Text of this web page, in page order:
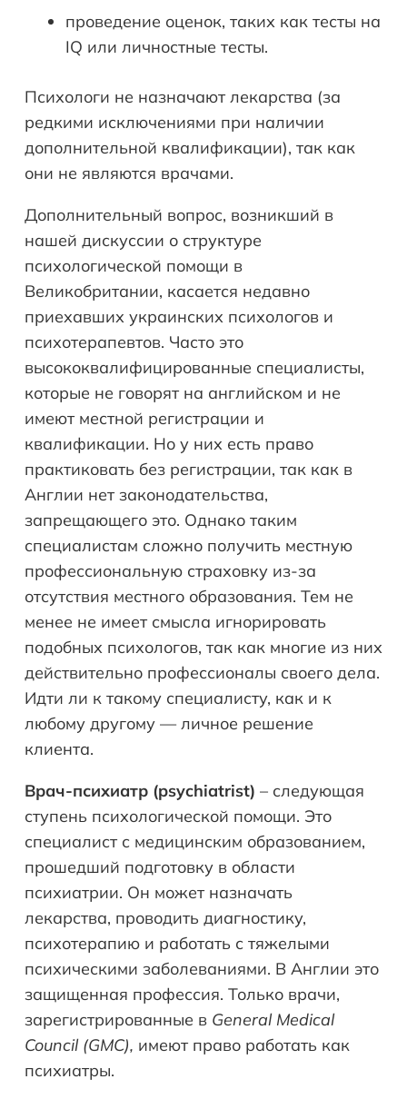
проведение оценок, таких как тесты на
IQ или личностные тесты.
Психологи не назначают лекарства (за
редкими исключениями при наличии
дополнительной квалификации), так как
они не являются врачами.
Дополнительный вопрос, возникший в
нашей дискуссии о структуре
психологической помощи в
Великобритании, касается недавно
приехавших украинских психологов и
психотерапевтов. Часто это
высококвалифицированные специалисты,
которые не говорят на английском и не
имеют местной регистрации и
квалификации. Но у них есть право
практиковать без регистрации, так как в
Англии нет законодательства,
запрещающего это. Однако таким
специалистам сложно получить местную
профессиональную страховку из-за
отсутствия местного образования. Тем не
менее не имеет смысла игнорировать
подобных психологов, так как многие из них
действительно профессионалы своего дела.
Идти ли к такому специалисту, как и к
любому другому — личное решение
клиента.
Врач-психиатр (psychiatrist) – следующая
ступень психологической помощи. Это
специалист с медицинским образованием,
прошедший подготовку в области
психиатрии. Он может назначать
лекарства, проводить диагностику,
психотерапию и работать с тяжелыми
психическими заболеваниями. В Англии это
защищенная профессия. Только врачи,
зарегистрированные в General Medical
Council(GMC), имеют право работать как
психиатры.